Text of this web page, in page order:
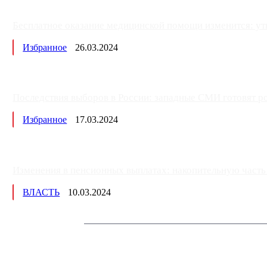
Избранное 26.03.2024
Избранное 17.03.2024
ВЛАСТЬ 10.03.2024